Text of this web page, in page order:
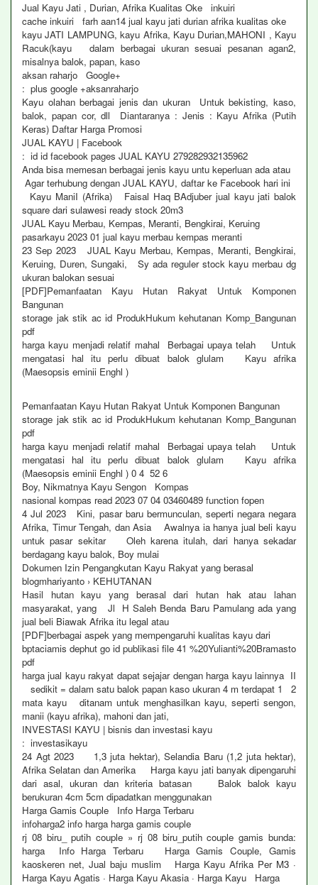
Jual Kayu Jati , Durian, Afrika Kualitas Oke inkuiri
cache inkuiri farh aan14 jual kayu jati durian afrika kualitas oke
kayu JATI LAMPUNG, kayu Afrika, Kayu Durian,MAHONI , Kayu
Racuk(kayu dalam berbagai ukuran sesuai pesanan agan2,
misalnya balok, papan, kaso
aksan raharjo Google+
: plus google +aksanraharjo
Kayu olahan berbagai jenis dan ukuran Untuk bekisting, kaso,
balok, papan cor, dll Diantaranya : Jenis : Kayu Afrika (Putih
Keras) Daftar Harga Promosi
JUAL KAYU | Facebook
: id id facebook pages JUAL KAYU 279282932135962
Anda bisa memesan berbagai jenis kayu untu keperluan ada atau
Agar terhubung dengan JUAL KAYU, daftar ke Facebook hari ini
Kayu ManiI (Afrika) Faisal Haq BAdjuber jual kayu jati balok
square dari sulawesi ready stock 20m3
JUAL Kayu Merbau, Kempas, Meranti, Bengkirai, Keruing
pasarkayu 2023 01 jual kayu merbau kempas meranti
23 Sep 2023 JUAL Kayu Merbau, Kempas, Meranti, Bengkirai,
Keruing, Duren, Sungaki, Sy ada reguler stock kayu merbau dg
ukuran balokan sesuai
[PDF]Pemanfaatan Kayu Hutan Rakyat Untuk Komponen
Bangunan
storage jak stik ac id ProdukHukum kehutanan Komp_Bangunan
pdf
harga kayu menjadi relatif mahal Berbagai upaya telah Untuk
mengatasi hal itu perlu dibuat balok glulam Kayu afrika
(Maesopsis eminii Enghl )
Pemanfaatan Kayu Hutan Rakyat Untuk Komponen Bangunan
storage jak stik ac id ProdukHukum kehutanan Komp_Bangunan
pdf
harga kayu menjadi relatif mahal Berbagai upaya telah Untuk
mengatasi hal itu perlu dibuat balok glulam Kayu afrika
(Maesopsis eminii Enghl ) 0 4 52 6
Boy, Nikmatnya Kayu Sengon Kompas
nasional kompas read 2023 07 04 03460489 function fopen
4 Jul 2023 Kini, pasar baru bermunculan, seperti negara negara
Afrika, Timur Tengah, dan Asia Awalnya ia hanya jual beli kayu
untuk pasar sekitar Oleh karena itulah, dari hanya sekadar
berdagang kayu balok, Boy mulai
Dokumen Izin Pengangkutan Kayu Rakyat yang berasal
blogmhariyanto › KEHUTANAN
Hasil hutan kayu yang berasal dari hutan hak atau lahan
masyarakat, yang Jl H Saleh Benda Baru Pamulang ada yang
jual beli Biawak Afrika itu legal atau
[PDF]berbagai aspek yang mempengaruhi kualitas kayu dari
bptaciamis dephut go id publikasi file 41 %20Yulianti%20Bramasto
pdf
harga jual kayu rakyat dapat sejajar dengan harga kayu lainnya II
sedikit = dalam satu balok papan kaso ukuran 4 m terdapat 1 2
mata kayu ditanam untuk menghasilkan kayu, seperti sengon,
manii (kayu afrika), mahoni dan jati,
INVESTASI KAYU | bisnis dan investasi kayu
: investasikayu
24 Agt 2023 1,3 juta hektar), Selandia Baru (1,2 juta hektar),
Afrika Selatan dan Amerika Harga kayu jati banyak dipengaruhi
dari asal, ukuran dan kriteria batasan Balok balok kayu
berukuran 4cm 5cm dipadatkan menggunakan
Harga Gamis Couple Info Harga Terbaru
infoharga2 info harga harga gamis couple
rj 08 biru_ putih couple » rj 08 biru_putih couple gamis bunda:
harga Info Harga Terbaru Harga Gamis Couple, Gamis
kaoskeren net, Jual baju muslim Harga Kayu Afrika Per M3 ·
Harga Kayu Agatis · Harga Kayu Akasia · Harga Kayu Harga